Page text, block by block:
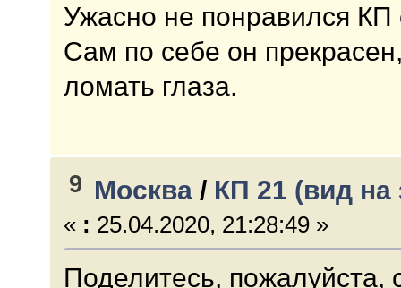
Ужасно не понравился КП
Сам по себе он
ломать глаза.
9 Москва / КП 21 (вид на
« : 25.04.2020, 21:28:49 »
Поделитесь, пожалуйста,